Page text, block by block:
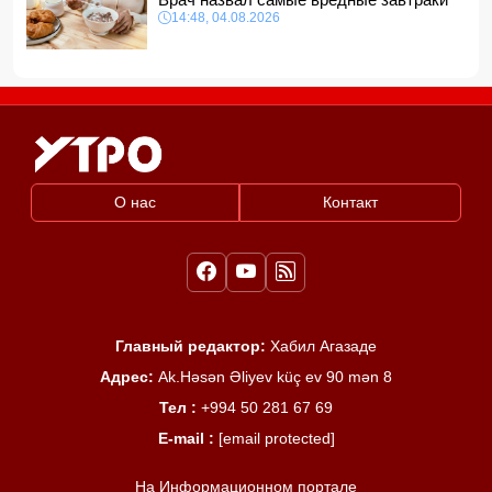
14:48, 04.08.2026
О нас Контакт
Главный редактор: Хабил Агазаде
Адрес: Ak.Həsən Əliyev küç ev 90 mən 8
Тел : +994 50 281 67 69
E-mail : [email protected]
На Информационном портале